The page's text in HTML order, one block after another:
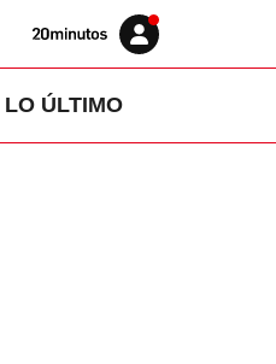
Volver
Iniciar
sesión
LO ÚLTIMO